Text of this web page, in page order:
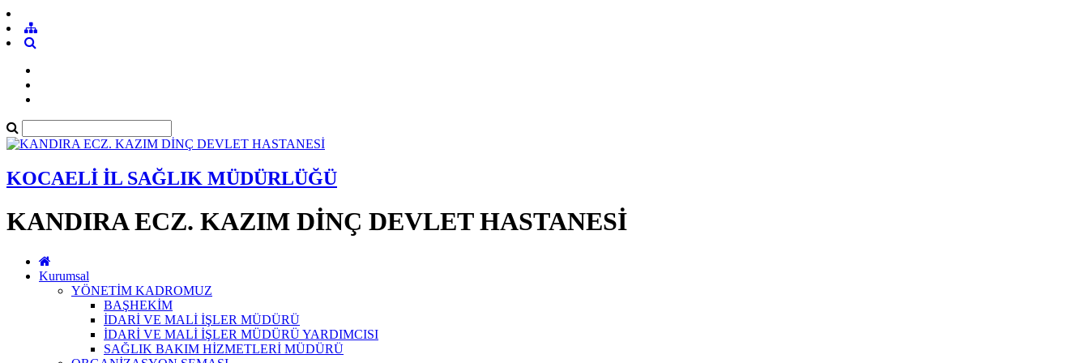
KOCAELİ İL SAĞLIK MÜDÜRLÜĞÜ
KANDIRA ECZ. KAZIM DİNÇ DEVLET HASTANESİ
Kurumsal
YÖNETİM KADROMUZ
BAŞHEKİM
İDARİ VE MALİ İŞLER MÜDÜRÜ
İDARİ VE MALİ İŞLER MÜDÜRÜ YARDIMCISI
SAĞLIK BAKIM HİZMETLERİ MÜDÜRÜ